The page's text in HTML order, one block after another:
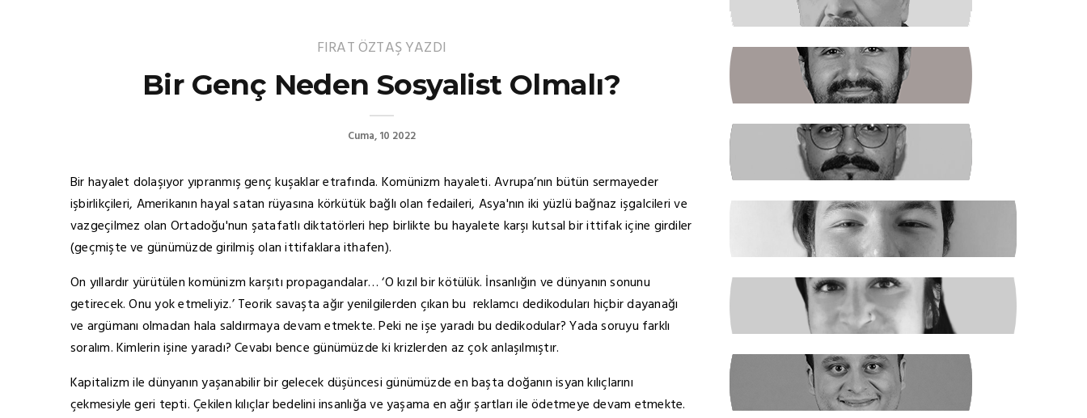
FIRAT ÖZTAŞYAZDI
Bir Genç Neden Sosyalist Olmalı?
Cuma, 10 2022
Bir hayalet dolaşıyor yıpranmış genç kuşaklar etrafında. Komünizm hayaleti. Avrupa’nın bütün sermayeder
işbirlikçileri, Amerikanın hayal satan rüyasına körkütük bağlı olan fedaileri, Asya'nın iki yüzlü bağnaz işgalcileri ve
vazgeçilmez olan Ortadoğu'nun şatafatlı diktatörleri hep birlikte bu hayalete karşı kutsal bir ittifak içine girdiler
(geçmişte ve günümüzde girilmiş olan ittifaklara ithafen).
On yıllardır yürütülen komünizm karşıtı propagandalar… ‘O kızıl bir kötülük. İnsanlığın ve dünyanın sonunu
getirecek. Onu yok etmeliyiz.’ Teorik savaşta ağır yenilgilerden çıkan bu reklamcı dedikoduları hiçbir dayanağı
ve argümanı olmadan hala saldırmaya devam etmekte. Peki ne işe yaradı bu dedikodular? Yada soruyu farklı
soralım. Kimlerin işine yaradı? Cevabı bence günümüzde ki krizlerden az çok anlaşılmıştır.
Kapitalizm ile dünyanın yaşanabilir bir gelecek düşüncesi günümüzde en başta doğanın isyan kılıçlarını
çekmesiyle geri tepti. Çekilen kılıçlar bedelini insanlığa ve yaşama en ağır şartları ile ödetmeye devam etmekte.
Boş Koltukta Kim Oturuyordu?
BATUHAN GÜNDOĞDU
Halkın Kendi Kendini Yönetmesi
FIRAT ÖZTAŞ
AKP Kaybetti
EGE ŞAHİN
Madenciler İşaret Verdi
NURSELİ GÖZÜAÇIK
Şiddetin Faili, Çocukların Katili Kim?
NEHİR SEVİM
Dünya Çapında